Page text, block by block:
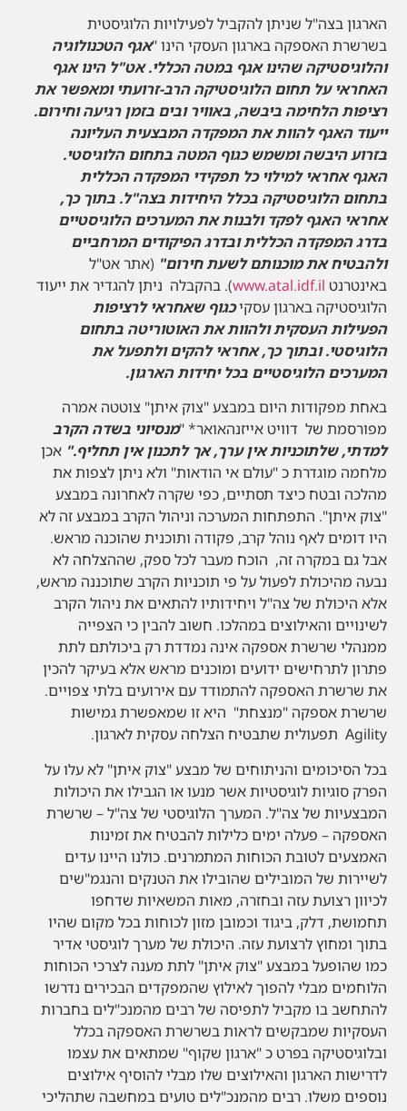
הארגון בצה"ל שניתן להקביל לפעילויות הלוגיסטית
בשרשרת האספקה בארגון העסקי הינו "אגף הטכנולוגיה
והלוגיסטיקה שהינו אגף במטה הכללי. אט"ל הינו אגף
האחראי על תחום הלוגיסטיקה הרב-זרועתי ומאפשר את
רציפות הלחימה ביבשה, באוויר ובים בזמן רגיעה וחירום.
ייעוד האגף להוות את המפקדה המבצעית העליונה
בזרוע היבשה ומשמש כגוף המטה בתחום הלוגיסטי.
האגף אחראי למילוי כל תפקידי המפקדה הכללית
בתחום הלוגיסטיקה בכלל היחידות בצה"ל. בתוך כך,
אחראי האגף לפקד ולבנות את המערכים הלוגיסטיים
בדרג המפקדה הכללית ובדרג הפיקודים המרחביים
ולהבטיח את מוכנותם לשעת חירום" (אתר אט"ל
באינטרנט www.atal.idf.il). בהקבלה ניתן להגדיר את ייעוד
הלוגיסטיקה בארגון עסקיכגוף שאחראי לרציפות
הפעילות העסקית ולהוות את האוטוריטה בתחום
הלוגיסטי. ובתוך כך, אחראי להקים ולתפעל את
המערכים הלוגיסטיים בכל יחידות הארגון.
באחת מפקודות היום במבצע "צוק איתן" צוטטה אמרה
מפורסמת של דוויט אייזנהאואר* "מנסיוני בשדה הקרב
למדתי, שלתוכניות אין ערך, אך לתכנון אין תחליף." אכן
מלחמה מוגדרת כ "עולם אי הודאות" ולא ניתן לצפות את
מהלכה ובטח כיצד תסתיים, כפי שקרה לאחרונה במבצע
"צוק איתן". התפתחות המערכה וניהול הקרב במבצע זה לא
היו דומים לאף נוהל קרב, פקודה ותוכנית שהוכנה מראש.
אבל גם במקרה זה, הוכח מעבר לכל ספק, שההצלחה לא
נבעה מהיכולת לפעול על פי תוכניות הקרב שתוכננה מראש,
אלא היכולת של צה"ל ויחידותיו להתאים את ניהול הקרב
לשינויים והאילוצים במהלכו. חשוב להבין כי הצפייה
ממנהלי שרשרת אספקה אינה נמדדת רק ביכולתם לתת
פתרון לתרחישים ידועים ומוכנים מראש אלא בעיקר להכין
את שרשרת האספקה להתמודד עם אירועים בלתי צפויים.
שרשרת אספקה "מנצחת" היא זו שמאפשרת גמישות
Agility תפעולית שתבטיח הצלחה עסקית לארגון.
בכל הסיכומים והניתוחים של מבצע "צוק איתן" לא עלו על
הפרק סוגיות לוגיסטיות אשר מנעו או הגבילו את היכולות
המבצעיות של צה"ל. המערך הלוגיסטי של צה"ל – שרשרת
האספקה – פעלה ימים כלילות להבטיח את זמינות
האמצעים לטובת הכוחות המתמרנים. כולנו היינו עדים
לשיירות של המובילים שהובילו את הטנקים והנגמ"שים
לכיוון רצועת עזה ובחזרה, מאות המשאיות שדחפו
תחמושת, דלק, ביגוד וכמובן מזון לכוחות בכל מקום שהיו
בתוך ומחוץ לרצועת עזה. היכולת של מערך לוגיסטי אדיר
כמו שהופעל במבצע "צוק איתן" לתת מענה לצרכי הכוחות
הלוחמים מבלי להפוך לאילוץ שהמפקדים הבכירים נדרשו
להתחשב בו מקביל לתפיסה של רבים מהמנכ"לים בחברות
העסקיות שמבקשים לראות בשרשרת האספקה בכלל
ובלוגיסטיקה בפרט כ "ארגון שקוף" שמתאים את עצמו
לדרישות הארגון והאילוצים שלו מבלי להוסיף אילוצים
נוספים משלו. רבים מהמנכ"לים טועים במחשבה שתהליכי